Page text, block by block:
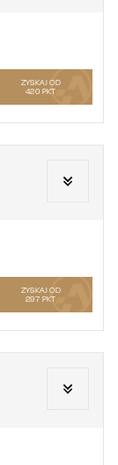
ZYSKAJ OD
420 PKT
ZYSKAJ OD
297 PKT